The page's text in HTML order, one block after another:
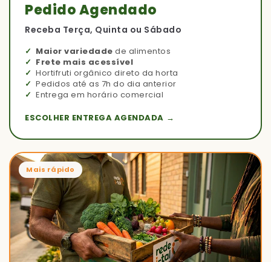
Pedido Agendado
Receba Terça, Quinta ou Sábado
Maior variedade de alimentos
Frete mais acessível
Hortifruti orgânico direto da horta
Pedidos até as 7h do dia anterior
Entrega em horário comercial
ESCOLHER ENTREGA AGENDADA →
Mais rápido